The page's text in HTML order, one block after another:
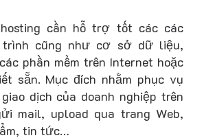
cần hỗ trợ tốt các các
cũng như cơ sở dữ liệu,
phần mềm trên Internet hoặc
sẵn. Mục đích nhằm phục vụ
dịch của doanh nghiệp trên
mail, upload qua trang Web,
tin tức…